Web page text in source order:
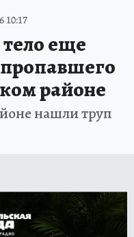
10:17
еще
районе
нашли труп